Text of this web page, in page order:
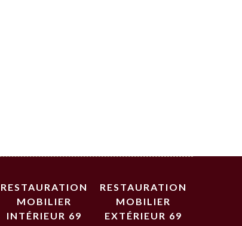
RESTAURATION
MOBILIER
INTÉRIEUR 69
RESTAURATION
MOBILIER
EXTÉRIEUR 69